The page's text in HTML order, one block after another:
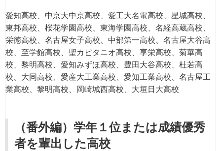
愛知高校、中京大中京高校、愛工大名電高校、星城高校、
東邦高校、桜花学園高校、東海学園高校、名経高蔵高校、
栄徳高校、名古屋女子高校、中部第一高校、名古屋大谷高
校、至学館高校、聖カピタニオ高校、享栄高校、菊華高
校、黎明高校、愛知みずほ高校、豊田大谷高校、杜若高
校、大同高校、愛産大工業高校、愛知工業高校、名古屋工
業高校、黎明高校、岡崎城西高校、大垣日大高校
（番外編）学年１位または成績優秀
者を輩出した高校